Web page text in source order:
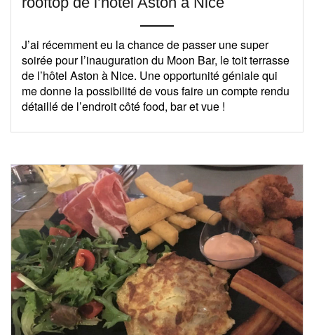
J’ai récemment eu la chance de passer une super
soirée pour l’inauguration du Moon Bar, le toit terrasse
de l’hôtel Aston à Nice. Une opportunité géniale qui
me donne la possibilité de vous faire un compte rendu
détaillé de l’endroit côté food, bar et vue !